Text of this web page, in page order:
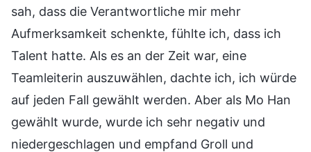
sah, dass die Verantwortliche mir mehr
Aufmerksamkeit schenkte, fühlte ich, dass ich
Talent hatte. Als es an der Zeit war, eine
Teamleiterin auszuwählen, dachte ich, ich würde
auf jeden Fall gewählt werden. Aber als Mo Han
gewählt wurde, wurde ich sehr negativ und
niedergeschlagen und empfand Groll und